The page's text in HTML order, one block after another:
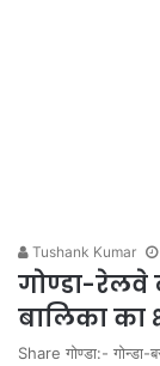
Tushank Kumar
गोण्डा-रेलवे
बालिका का
Share गोण्डा:- गोन्डा-